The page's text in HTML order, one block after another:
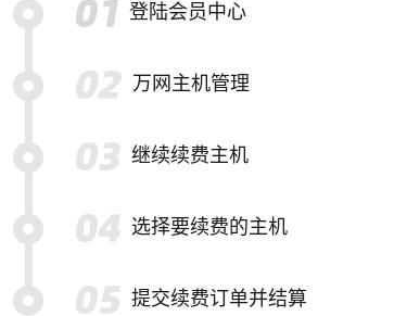
登陆会员中心
万网主机管理
继续续费主机
选择要续费的主机
提交续费订单并结算